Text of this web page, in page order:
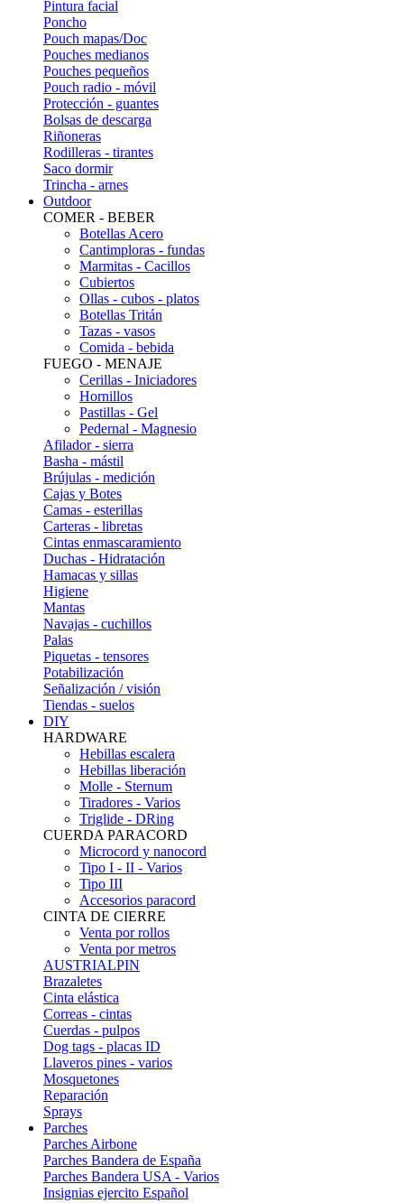
Pintura facial
Poncho
Pouch mapas/Doc
Pouches medianos
Pouches pequeños
Pouch radio - móvil
Protección - guantes
Bolsas de descarga
Riñoneras
Rodilleras - tirantes
Saco dormir
Trincha - arnes
Outdoor
COMER - BEBER
Botellas Acero
Cantimploras - fundas
Marmitas - Cacillos
Cubiertos
Ollas - cubos - platos
Botellas Tritán
Tazas - vasos
Comida - bebida
FUEGO - MENAJE
Cerillas - Iniciadores
Hornillos
Pastillas - Gel
Pedernal - Magnesio
Afilador - sierra
Basha - mástil
Brújulas - medición
Cajas y Botes
Camas - esterillas
Carteras - libretas
Cintas enmascaramiento
Duchas - Hidratación
Hamacas y sillas
Higiene
Mantas
Navajas - cuchillos
Palas
Piquetas - tensores
Potabilización
Señalización / visión
Tiendas - suelos
DIY
HARDWARE
Hebillas escalera
Hebillas liberación
Molle - Sternum
Tiradores - Varios
Triglide - DRing
CUERDA PARACORD
Microcord y nanocord
Tipo I - II - Varios
Tipo III
Accesorios paracord
CINTA DE CIERRE
Venta por rollos
Venta por metros
AUSTRIALPIN
Brazaletes
Cinta elástica
Correas - cintas
Cuerdas - pulpos
Dog tags - placas ID
Llaveros pines - varios
Mosquetones
Reparación
Sprays
Parches
Parches Airbone
Parches Bandera de España
Parches Bandera USA - Varios
Insignias ejercito Español